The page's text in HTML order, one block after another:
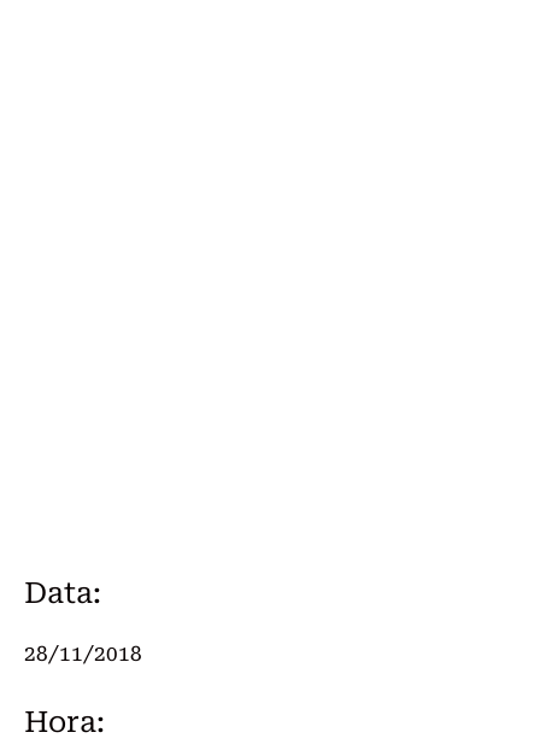
Data:
28/11/2018
Hora: